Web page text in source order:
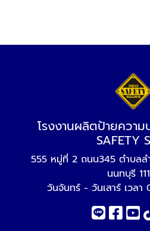
โรงงานผลิตป้ายควา
SAFETY
555 หมู่ที่ 2 ถนน345 ตำบลล
นนทบุรี
วันจันทร์ - วันเสาร์ เวล